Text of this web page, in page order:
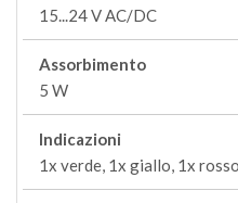
15...24 V AC/DC
Assorbimento
5 W
Indicazioni
1x verde, 1x giallo, 1x rosso